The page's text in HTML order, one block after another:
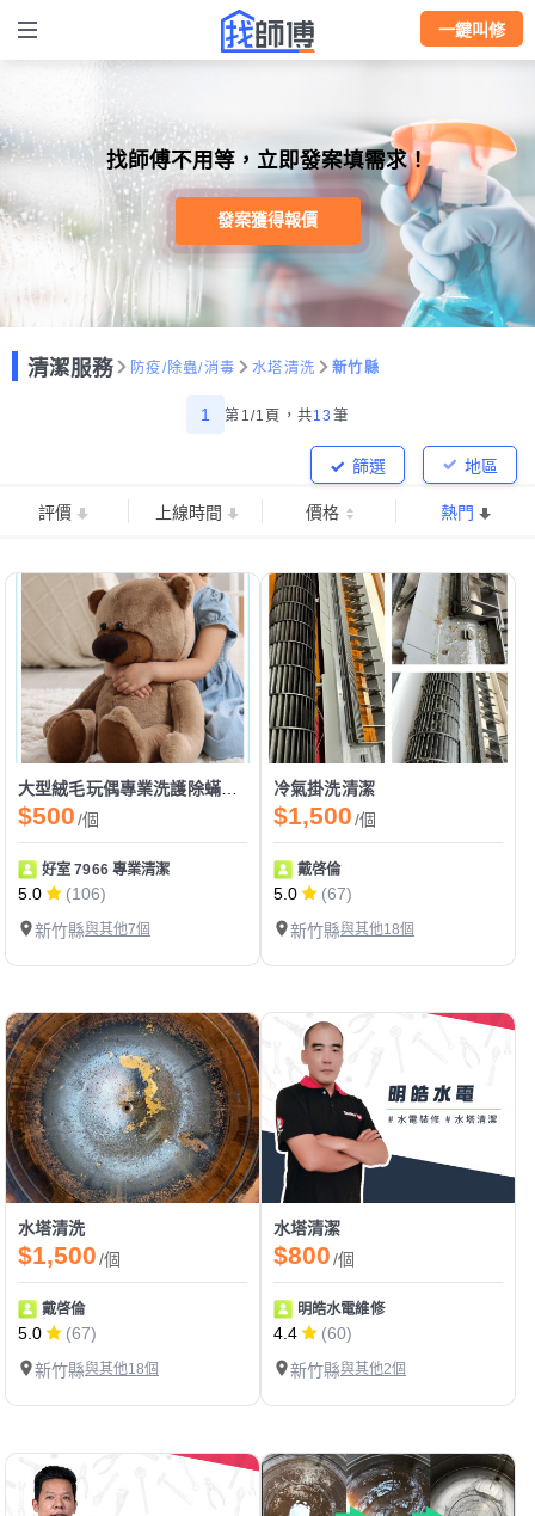
一鍵叫修
找師傅不用等，立即發案填需求！
發案獲得報價
清潔服務 防疫/除蟲/消毒 水塔清洗 新竹縣
1 第1/1頁， 共13 筆
地區
篩選
評價 上線時間 價格 熱門
大型絨毛玩偶專業洗護除蟎殺菌，蓬鬆手感潔淨如新
$500/個
好室 7966 專業清潔
5.0
(106)
新竹縣與其他7個
冷氣掛洗清潔
$1,500/個
戴啓倫
5.0
(67)
新竹縣與其他18個
水塔清洗
$1,500/個
戴啓倫
5.0
(67)
新竹縣與其他18個
水塔清潔
$800/個
明皓水電維修
4.4
(60)
新竹縣與其他2個